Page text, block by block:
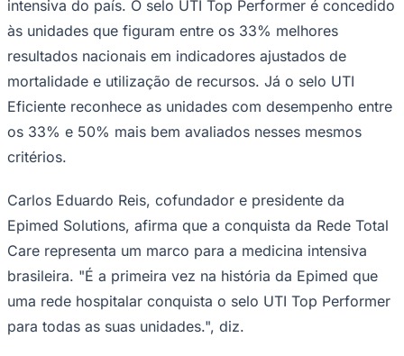
resultados nacionais em indicadores ajustados de
mortalidade e utilização de recursos. Já o selo UTI
Eficiente reconhece as unidades com desempenho entre
os 33% e 50% mais bem avaliados nesses mesmos
critérios.
Carlos Eduardo Reis, cofundador e presidente da
Care representa um marco para a medicina intensiva
brasileira. "É a primeira vez na história da Epimed que
uma rede hospitalar conquista o selo UTI Top Performer
para todas as suas unidades.", diz.
Para a diretora de Governança Clínica da Rede Total